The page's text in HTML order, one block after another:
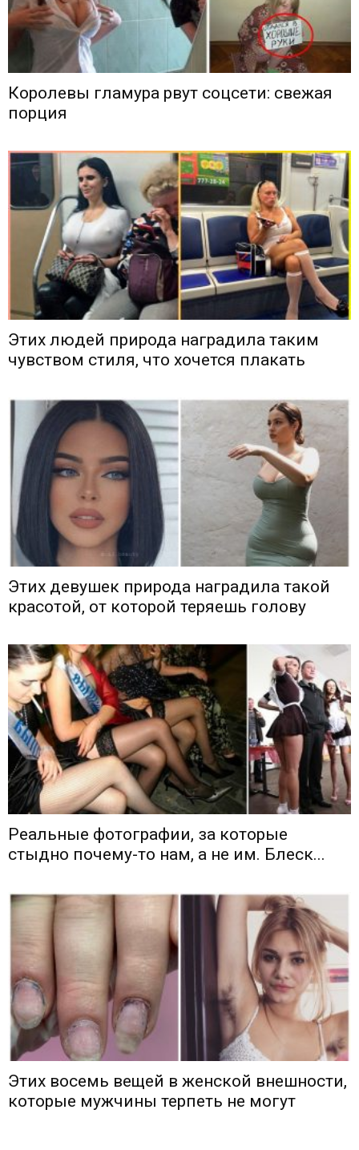
Королевы гламура рвут соцсети: свежая
порция
Этих людей природа наградила таким
чувством стиля, что хочется плакать
Этих девушек природа наградила такой
красотой, от которой теряешь голову
Реальные фотографии, за которые
стыдно почему-то нам, а не им. Блеск...
Этих восемь вещей в женской внешности,
которые мужчины терпеть не могут